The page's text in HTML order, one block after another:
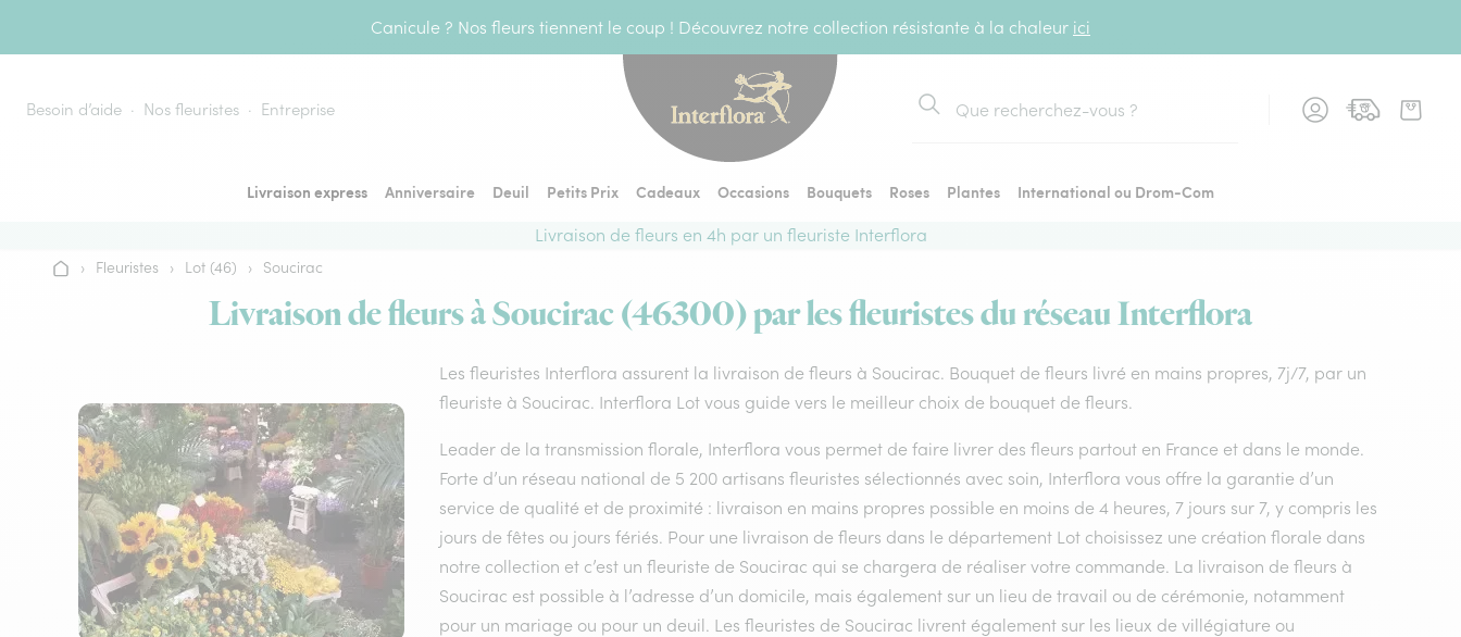
Canicule ? Nos fleurs tiennent le coup ! Découvrez notre collection résistante à la chaleur ici
Besoin d’aide Nos fleuristes Entreprise
Rechercher
Livraison express Anniversaire Deuil Petits Prix Cadeaux Occasions Bouquets Roses Plantes
International ou Drom-Com
Livraison de fleurs en 4h par un fleuriste Interflora
Accueil
› Fleuristes › Lot (46) › Soucirac
Livraison de fleurs à Soucirac (46300) par les fleuristes du réseau Interflora
Les fleuristes Interflora assurent la livraison de fleurs à Soucirac. Bouquet de fleurs livré en mains propres, 7j/7, par un
fleuriste à Soucirac. Interflora Lot vous guide vers le meilleur choix de bouquet de fleurs.
Leader de la transmission florale, Interflora vous permet de faire livrer des fleurs partout en France et dans le monde.
Forte d’un réseau national de 5 200 artisans fleuristes sélectionnés avec soin, Interflora vous offre la garantie d’un
service de qualité et de proximité : livraison en mains propres possible en moins de 4 heures, 7 jours sur 7, y compris les
jours de fêtes ou jours fériés. Pour une livraison de fleurs dans le département Lot choisissez une création florale dans
notre collection et c’est un fleuriste de Soucirac qui se chargera de réaliser votre commande. La livraison de fleurs à
Soucirac est possible à l’adresse d’un domicile, mais également sur un lieu de travail ou de cérémonie, notamment
pour un mariage ou pour un deuil. Les fleuristes de Soucirac livrent également sur les lieux de villégiature ou